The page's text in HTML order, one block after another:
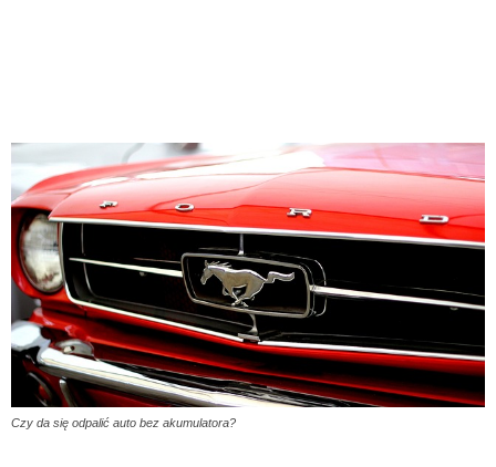
Czy da się odpalić auto bez akumulatora?